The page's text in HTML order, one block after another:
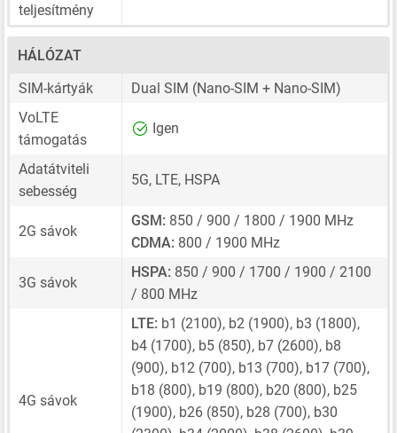
teljesítmény
HÁLÓZAT
SIM-kártyák
Dual SIM (Nano-SIM + Nano-SIM)
VoLTE
támogatás
Igen
Adatátviteli
sebesség
5G, LTE, HSPA
2G sávok
GSM: 850 / 900 / 1800 / 1900 MHz
CDMA: 800 / 1900 MHz
3G sávok
HSPA: 850 / 900 / 1700 / 1900 / 2100
/ 800 MHz
4G sávok
LTE: b1 (2100), b2 (1900), b3 (1800),
b4 (1700), b5 (850), b7 (2600), b8
(900), b12 (700), b13 (700), b17 (700),
b18 (800), b19 (800), b20 (800), b25
(1900), b26 (850), b28 (700), b30